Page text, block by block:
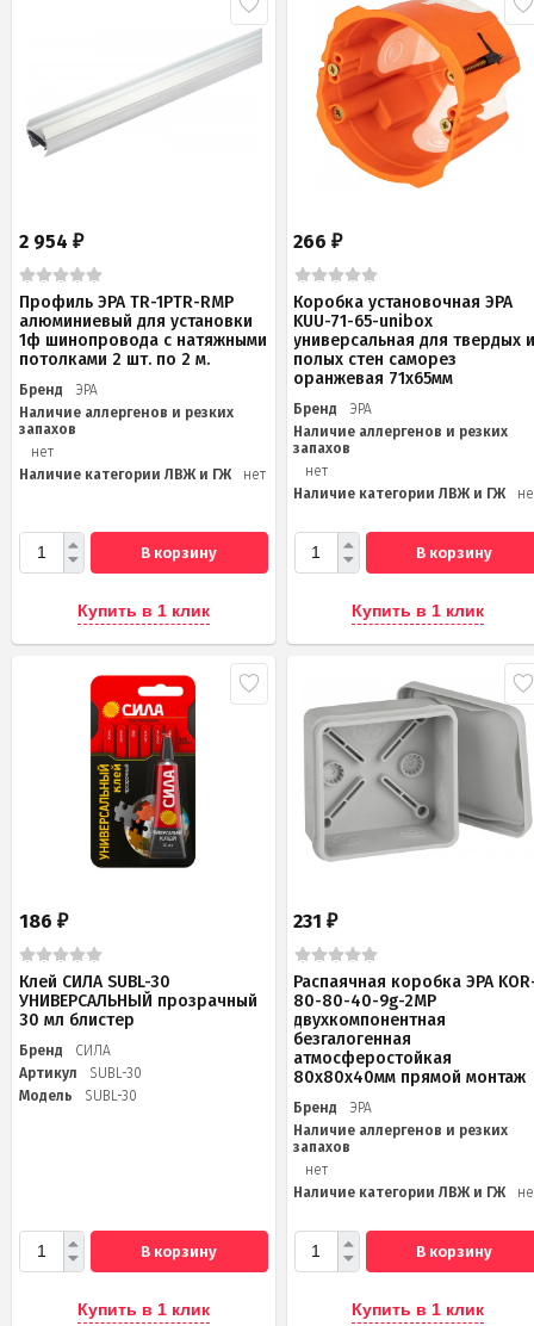
2 954 ₽
Профиль ЭРА TR-1PTR-RMP
алюминиевый для установки
1ф шинопровода с натяжными
потолками 2 шт. по 2 м.
Бренд
ЭРА
Наличие аллергенов и резких
запахов
нет
Наличие категории ЛВЖ и ГЖ
нет
В корзину
Купить в 1 клик
266₽
Коробка установочная ЭРА
KUU-71-65-unibox
универсальная для твердых
полых стен саморез
оранжевая 71х65мм
Бренд
ЭРА
Наличие аллергенов и резких
запахов
нет
Наличие категории ЛВЖ и ГЖ
В корзину
Купить в 1 клик
186 ₽
Клей СИЛА SUBL-30
УНИВЕРСАЛЬНЫЙ прозрачный
30 мл блистер
Бренд
СИЛА
Артикул
SUBL-30
Модель
SUBL-30
В корзину
Купить в 1 клик
231₽
Распаячная коробка ЭРА
80-80-40-9g-2MP
двухкомпонентная
безгалогенная
атмосферостойкая
80х80х40мм прямой монтаж
Бренд
ЭРА
Наличие аллергенов и резких
запахов
нет
Наличие категории ЛВЖ и ГЖ
В корзину
Купить в 1 клик